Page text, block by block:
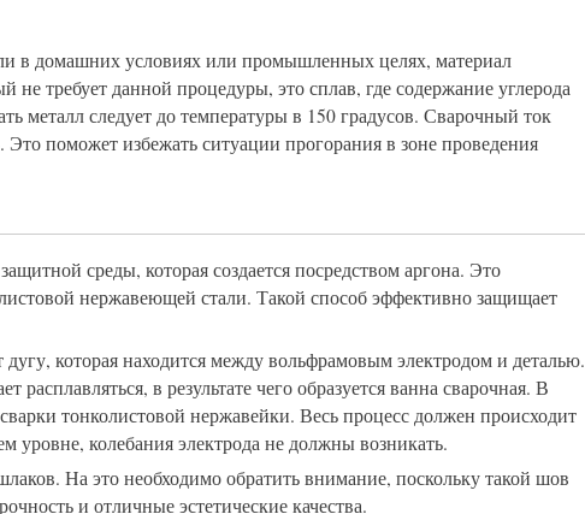
в домашних условиях или промышленных целях, материал
требует данной процедуры, это сплав, где содержание углерода
металл следует до температуры в 150 градусов. Сварочный ток
поможет избежать ситуации прогорания в зоне проведения
среды, которая создается посредством аргона. Это
нержавеющей стали. Такой способ эффективно защищает
которая находится между вольфрамовым электродом и деталью.
в результате чего образуется ванна сварочная. В
тонколистовой нержавейки. Весь процесс должен происходит
колебания электрода не должны возникать.
На это необходимо обратить внимание, поскольку такой шов
и отличные эстетические качества.